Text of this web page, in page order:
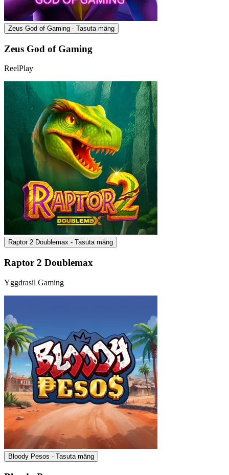
Zeus God of Gaming - Tasuta mäng
Zeus God of Gaming
ReelPlay
Raptor 2 Doublemax - Tasuta mäng
Raptor 2 Doublemax
Yggdrasil Gaming
Bloody Pesos - Tasuta mäng